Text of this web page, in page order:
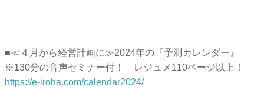
■≪４月から経営計画に≫2024年の『予測カレンダー』
※130分の音声セミナー付！ レジュメ110ページ以上！
https://e-iroha.com/calendar2024/